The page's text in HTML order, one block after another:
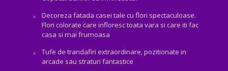
Decoreza fatada casei tale cu flori spectaculoase.
Flori colorate care infloresc toata vara si care iti fac
casa si mai frumoasa
Tufe de trandafiri extraordinare, pozitionate in
arcade sau straturi fantastice